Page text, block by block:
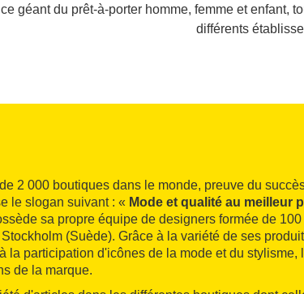
géant du prêt-à-porter homme, femme et enfant,
différents
2 000 boutiques dans le monde, preuve du
le slogan suivant : « Mode et qualité au meilleur
sa propre équipe de designers formée de 100
(Suède). Grâce à la variété de ses
la participation d'icônes de la mode et du stylisme,
de la marque.